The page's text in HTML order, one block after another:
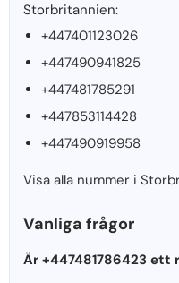
Storbritannien:
+447401123026
+447490941825
+447481785291
+447853114428
+447490919958
Visa alla nummer i
Vanliga frågor
Är +447481786423